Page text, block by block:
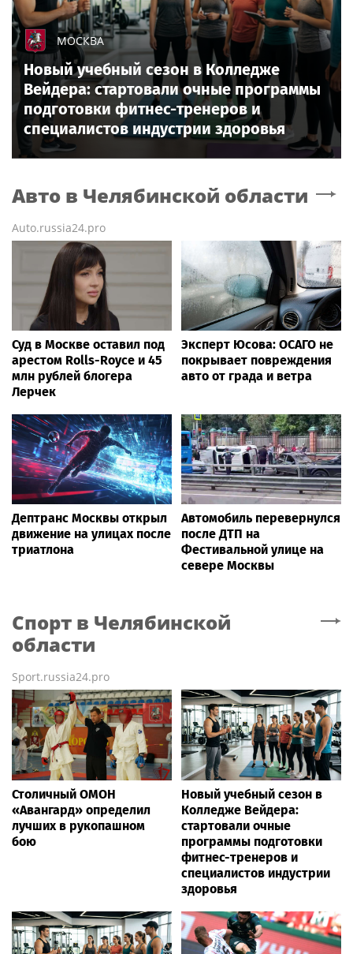
МОСКВА
Новый учебный сезон в Колледже
Вейдера: стартовали очные программы
подготовки фитнес-тренеров и
специалистов индустрии здоровья
Авто в Челябинской области
Auto.russia24.pro
Суд в Москве оставил под
арестом Rolls-Royce и 45
млн рублей блогера
Лерчек
Эксперт Юсова: ОСАГО не
покрывает повреждения
авто от града и ветра
Дептранс Москвы открыл
движение на улицах после
триатлона
Автомобиль перевернулся
после ДТП на
Фестивальной улице на
севере Москвы
Спорт в Челябинской
области
Sport.russia24.pro
Столичный ОМОН
«Авангард» определил
лучших в рукопашном
бою
Новый учебный сезон в
Колледже Вейдера:
стартовали очные
программы подготовки
фитнес-тренеров и
специалистов индустрии
здоровья